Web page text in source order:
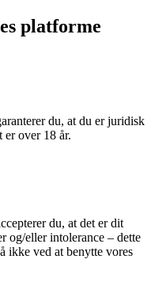
platforme
du, at du er juridisk
er over 18 år.
du, at det er dit
og/eller intolerance – dette
ikke ved at benytte vores